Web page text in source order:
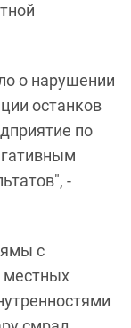
о нарушении
останков
по
-
с
местных